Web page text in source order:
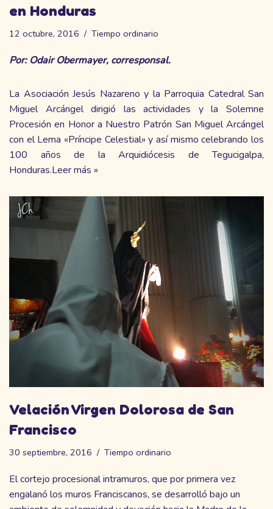
en Honduras
12 octubre, 2016 Tiempo ordinario
Por: Odair Obermayer, corresponsal.
La Asociación Jesús Nazareno y la Parroquia Catedral San
Miguel Arcángel dirigió las actividades y la Solemne
Procesión en Honor a Nuestro Patrón San Miguel Arcángel
con el Lema «Príncipe Celestial» y así mismo celebrando los
100 años de la Arquidiócesis de Tegucigalpa,
Honduras.Leer más »
Velación Virgen Dolorosa de San
Francisco
30 septiembre, 2016 Tiempo ordinario
El cortejo procesional intramuros, que por primera vez
engalanó los muros Franciscanos, se desarrolló bajo un